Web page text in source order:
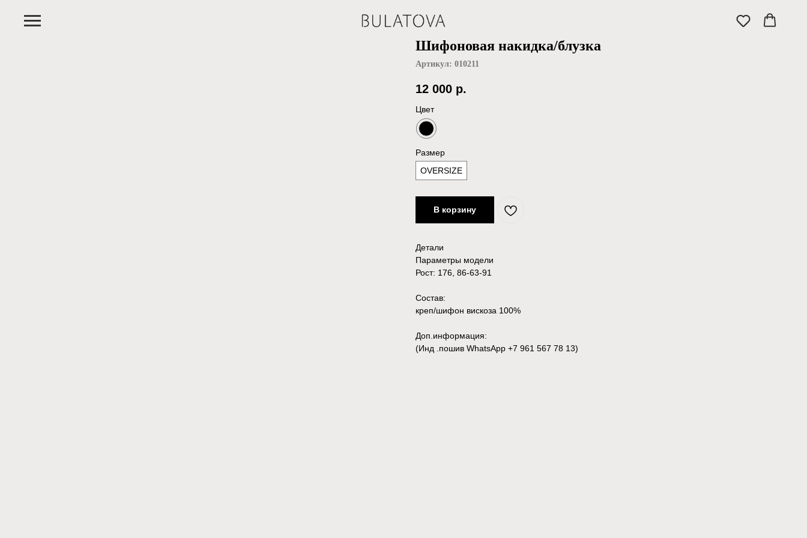
Шифоновая накидка/блузка
Артикул: 010211
12 000 р.
Цвет
Размер
OVERSIZE
В корзину
Детали
Параметры модели
Рост: 176, 86-63-91
Состав:
креп/шифон вискоза 100%
Доп.информация:
(Инд .пошив WhatsApp +7 961 567 78 13)